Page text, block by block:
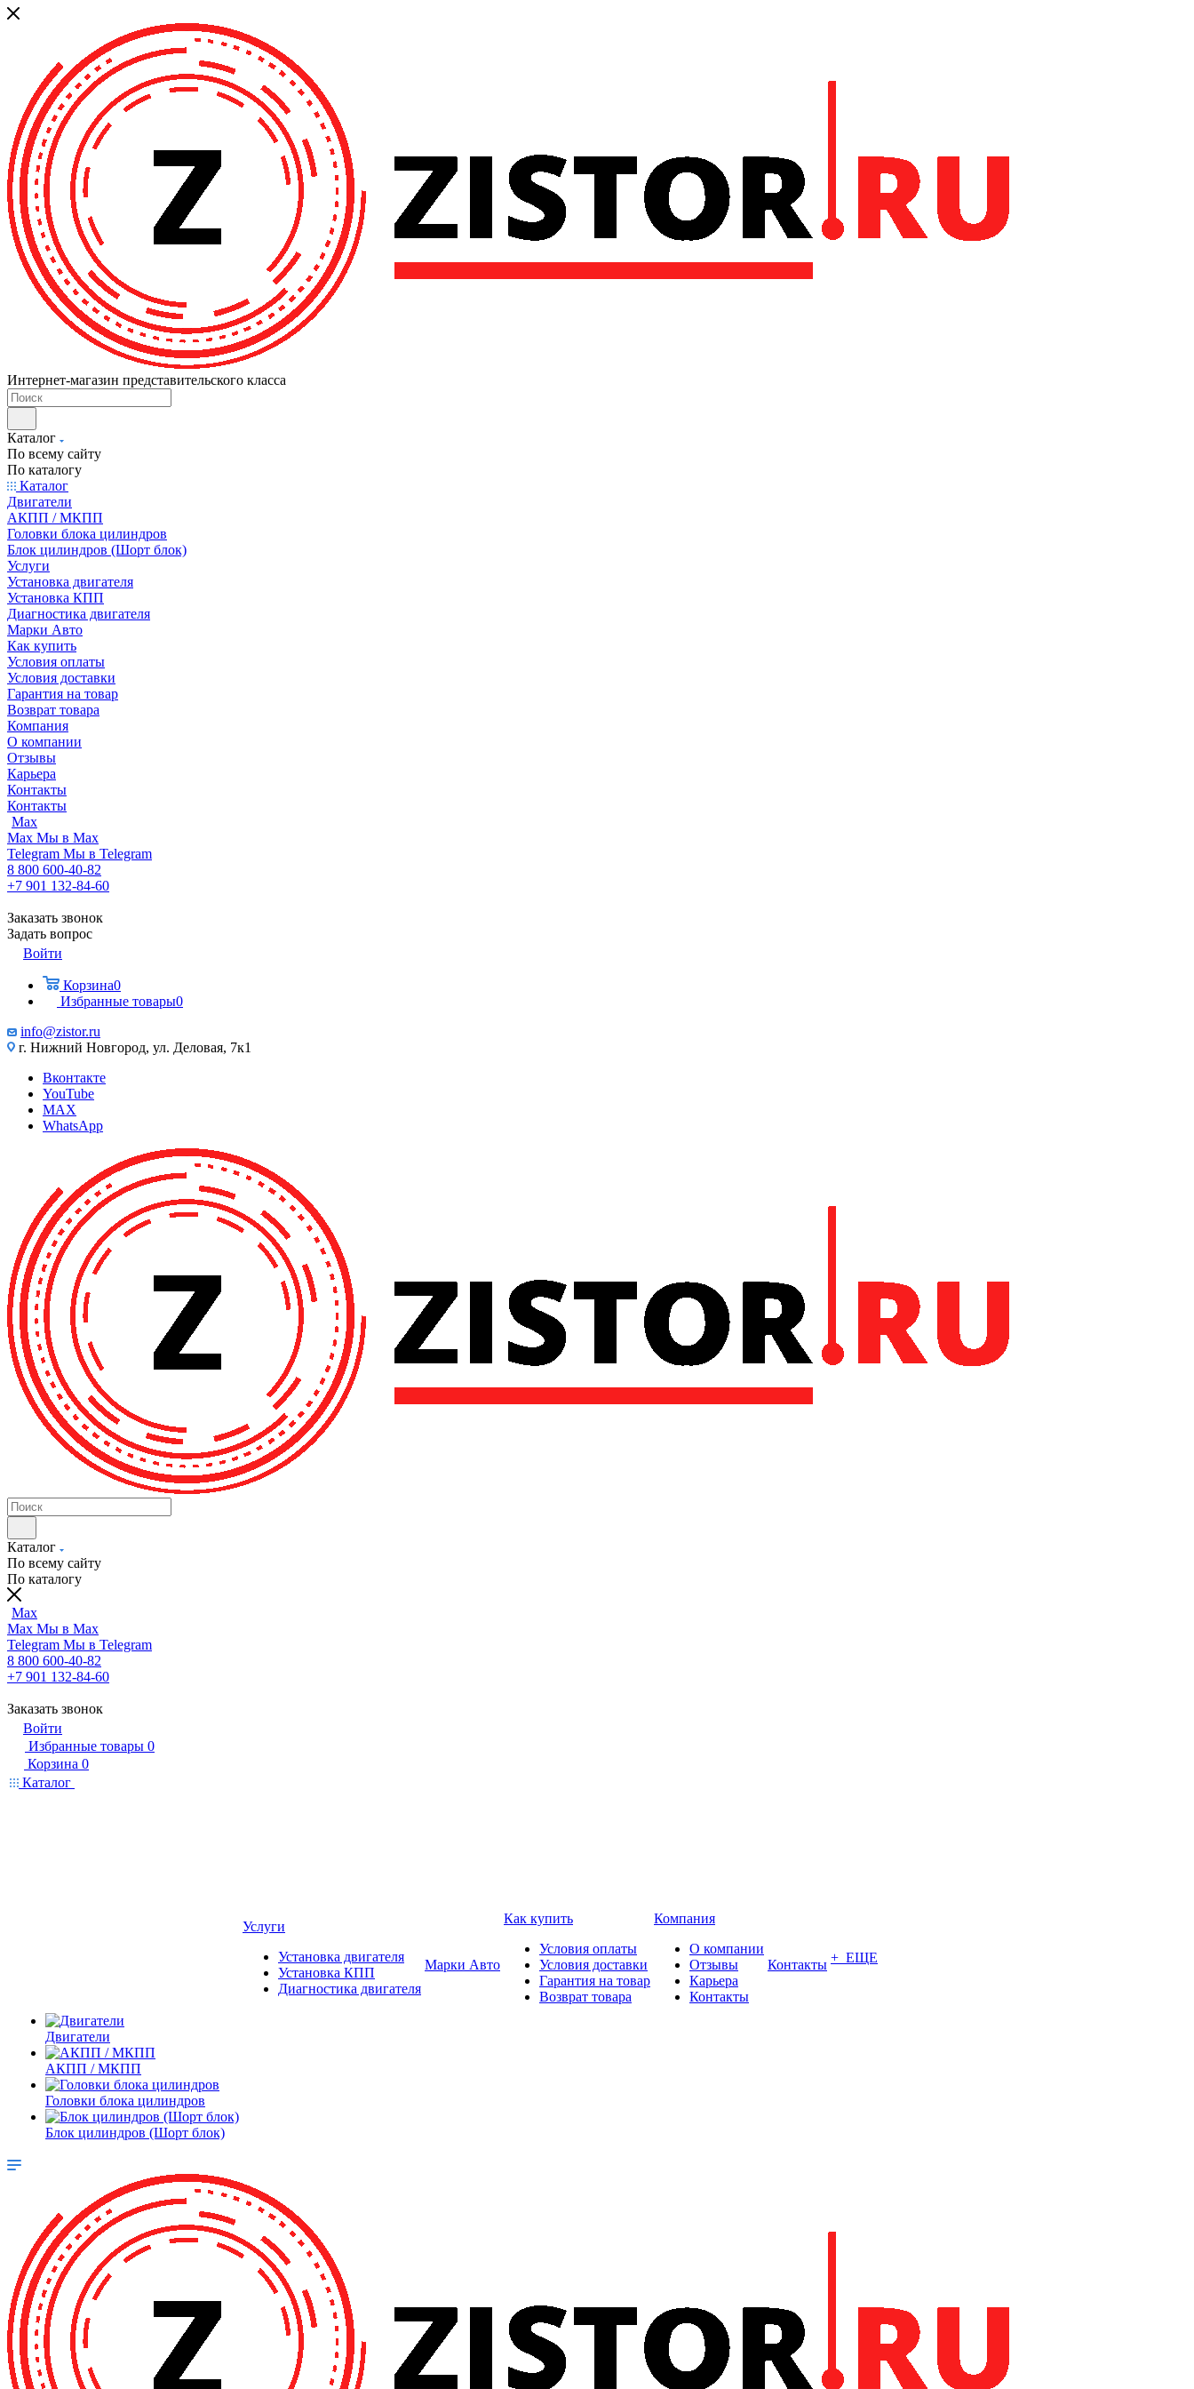
Интернет-магазин представительского класса
Каталог
По всему сайту
По каталогу
Каталог
Двигатели
АКПП / МКПП
Головки блока цилиндров
Блок цилиндров (Шорт блок)
Услуги
Установка двигателя
Установка КПП
Диагностика двигателя
Марки Авто
Как купить
Условия оплаты
Условия доставки
Гарантия на товар
Возврат товара
Компания
О компании
Отзывы
Карьера
Контакты
Контакты
Max
Max Мы в Max
Telegram Мы в Telegram
8 800 600-40-82
+7 901 132-84-60
Заказать звонок
Задать вопрос
Войти
Корзина0
Избранные товары0
info@zistor.ru
г. Нижний Новгород, ул. Деловая, 7к1
Вконтакте
YouTube
MAX
WhatsApp
Каталог
По всему сайту
По каталогу
Max
Max Мы в Max
Telegram Мы в Telegram
8 800 600-40-82
+7 901 132-84-60
Заказать звонок
Войти
Избранные товары 0
Корзина 0
Каталог
Двигатели
АКПП / МКПП
Головки блока цилиндров
Блок цилиндров (Шорт блок)
Услуги
Установка двигателя
Установка КПП
Диагностика двигателя
Марки Авто
Как купить
Условия оплаты
Условия доставки
Гарантия на товар
Возврат товара
Компания
О компании
Отзывы
Карьера
Контакты
Контакты + ЕЩЕ